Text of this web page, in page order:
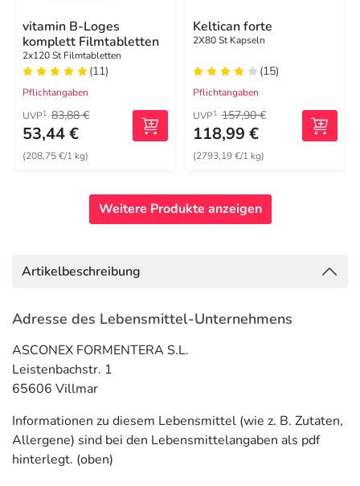
vitamin B-Loges
komplett Filmtabletten
2x120 St Filmtabletten
(11)
Pflichtangaben
UVP1 83,88 €
53,44 €
(208,75 €/1 kg)
Keltican forte
2X80 St Kapseln
(15)
Pflichtangaben
UVP1 157,90 €
118,99 €
(2793,19 €/1 kg)
Weitere Produkte anzeigen
Artikelbeschreibung
Adresse des Lebensmittel-Unternehmens
ASCONEX FORMENTERA S.L.
Leistenbachstr. 1
65606 Villmar
Informationen zu diesem Lebensmittel (wie z. B. Zutaten,
Allergene) sind bei den Lebensmittelangaben als pdf
hinterlegt. (oben)